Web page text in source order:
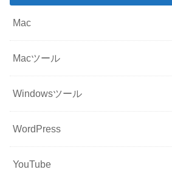
Mac
Macツール
Windowsツール
WordPress
YouTube